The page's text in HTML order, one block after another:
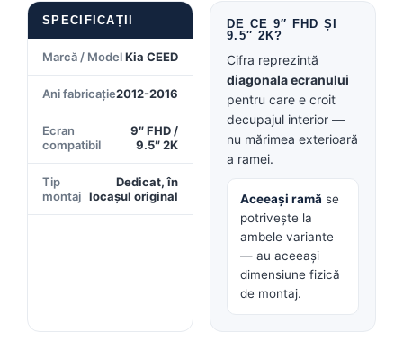
Conectică BMW
Conectică Volkswagen
Conectică Mercedes Benz
Conectică Ford
Conectică Opel
SPECIFICAȚII
Marcă / ModelKia CEED
Ani fabricație2012-2016
Ecran
compatibil
9″ FHD /
9.5″ 2K
Tip
montaj
Dedicat, în
locașul original
DE CE 9″ FHD ȘI
9.5″ 2K?
Cifra reprezintă
diagonala ecranului
pentru care e croit
decupajul interior —
nu mărimea exterioară
a ramei.
Aceeași ramă se
potrivește la
ambele variante
— au aceeași
dimensiune fizică
de montaj.